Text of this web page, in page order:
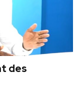
des